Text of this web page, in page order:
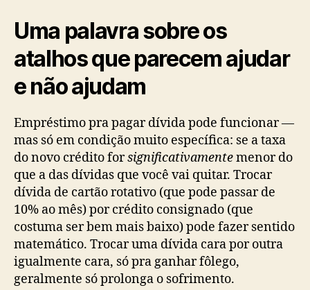
Uma palavra sobre os
atalhos que parecem ajudar
e não ajudam
Empréstimo pra pagar dívida pode funcionar —
mas só em condição muito específica: se a taxa
do novo crédito forsignificativamentemenor do
que a das dívidas que você vai quitar. Trocar
dívida de cartão rotativo (que pode passar de
10% ao mês) por crédito consignado (que
costuma ser bem mais baixo) pode fazer sentido
matemático. Trocar uma dívida cara por outra
igualmente cara, só pra ganhar fôlego,
geralmente só prolonga o sofrimento.